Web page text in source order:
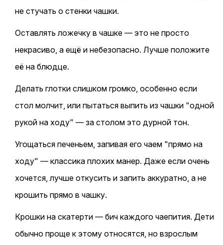
не стучать о стенки чашки.
Оставлять ложечку в чашке — это не просто
некрасиво, а ещё и небезопасно. Лучше положите
её на блюдце.
Делать глотки слишком громко, особенно если
стол молчит, или пытаться выпить из чашки "одной
рукой на ходу" — за столом это дурной тон.
Угощаться печеньем, запивая его чаем "прямо на
ходу" — классика плохих манер. Даже если очень
хочется, лучше откусить и запить аккуратно, а не
крошить прямо в чашку.
Крошки на скатерти — бич каждого чаепития. Дети
обычно проще к этому относятся, но взрослым